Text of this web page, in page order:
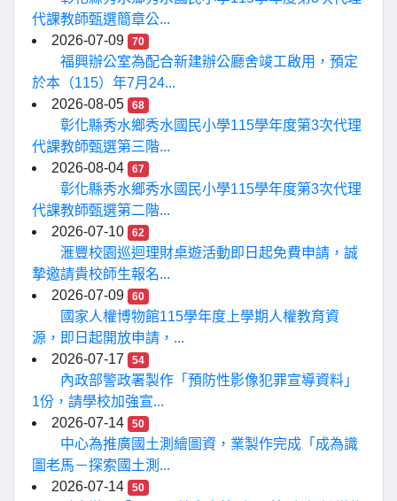
代課教師甄選簡章公...
2026-07-09
70
福興辦公室為配合新建辦公廳舍竣工啟用，預定
於本（115）年7月24...
2026-08-05
68
彰化縣秀水鄉秀水國民小學115學年度第3次代理
代課教師甄選第三階...
2026-08-04
67
彰化縣秀水鄉秀水國民小學115學年度第3次代理
代課教師甄選第二階...
2026-07-10
62
滙豐校園巡迴理財桌遊活動即日起免費申請，誠
摯邀請貴校師生報名...
2026-07-09
60
國家人權博物館115學年度上學期人權教育資
源，即日起開放申請，...
2026-07-17
54
內政部警政署製作「預防性影像犯罪宣導資料」
1份，請學校加強宣...
2026-07-14
50
中心為推廣國土測繪圖資，業製作完成「成為識
圖老馬－探索國土測...
2026-07-14
50